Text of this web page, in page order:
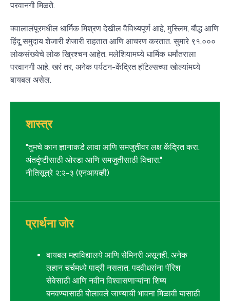
परवानगी मिळते.
क्वालालंपूरमधील धार्मिक मिश्रण देखील वैविध्यपूर्ण आहे, मुस्लिम, बौद्ध आणि
हिंदू समुदाय शेजारी शेजारी राहतात आणि आचरण करतात. सुमारे ९१,०००
लोकसंख्येचे लोक ख्रिश्चन आहेत. मलेशियामध्ये धार्मिक धर्मांतराला
परवानगी आहे. खरं तर, अनेक पर्यटन-केंद्रित हॉटेल्सच्या खोल्यांमध्ये
बायबल असेल.
शास्त्र
"तुमचे कान ज्ञानाकडे लावा आणि समजुतीवर लक्ष केंद्रित करा.
अंतर्दृष्टीसाठी ओरडा आणि समजुतीसाठी विचारा."
नीतिसूत्रे २:२-३ (एनआयव्ही)
प्रार्थना जोर
बायबल महाविद्यालये आणि सेमिनरी असूनही, अनेक
लहान चर्चमध्ये पाद्री नसतात. पदवीधरांना पॅरिश
सेवेसाठी आणि नवीन विश्वासणाऱ्यांना शिष्य
बनवण्यासाठी बोलावले जाण्याची भावना मिळावी यासाठी